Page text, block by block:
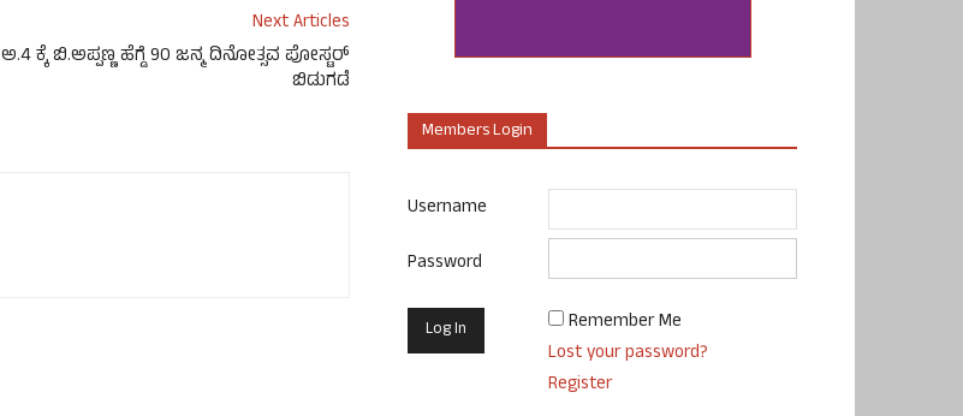
Next Articles
ಅ.4 ಕ್ಕೆ ಬಿ.ಅಪ್ಪಣ್ಣ ಹೆಗ್ಡೆ 90 ಜನ್ಮ ದಿನೋತ್ಸವ ಪೋಸ್ಟರ್
ಬಿಡುಗಡೆ
Members Login
Username
Password
Remember Me
Lost your password?
Register